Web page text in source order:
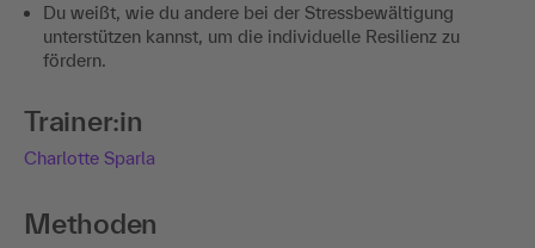
Du weißt, wie du andere bei der Stressbewältigung
unterstützen kannst, um die individuelle Resilienz zu
fördern.
Trainer:in
Charlotte Sparla
Methoden